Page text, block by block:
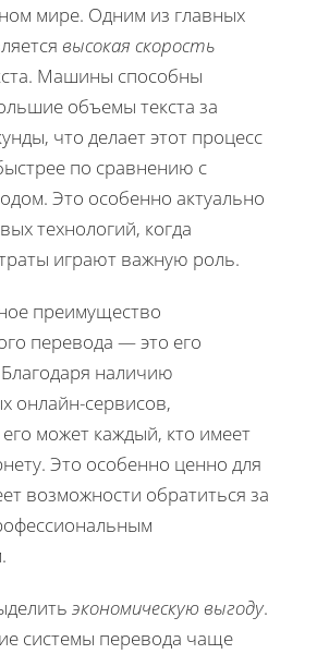
мире. Одним из главных
высокая скорость
Машины способны
объемы текста за
что делает этот процесс
по сравнению с
Это особенно актуально
технологий, когда
играют важную роль.
преимущество
перевода — это его
наличию
онлайн-сервисов,
может каждый, кто имеет
Это особенно ценно для
возможности обратиться за
экономическую выгоду.
системы перевода чаще